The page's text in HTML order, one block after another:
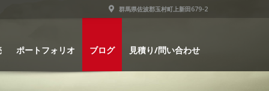
群馬県佐波郡玉村町上新田679-2
ポートフォリオ ブログ 見積り/問い合わせ